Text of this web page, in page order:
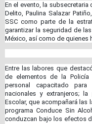
En el evento, la subsecretaria
Delito, Paulina Salazar
SSC como parte de la
garantizar la seguridad de
México, así como de quienes
Entre las labores que
de elementos de la Policía
personal capacitado
nacionales y extranjeros;
Escolar, que acompañará las
programa Conduce Sin
conduzcan bajo los efectos